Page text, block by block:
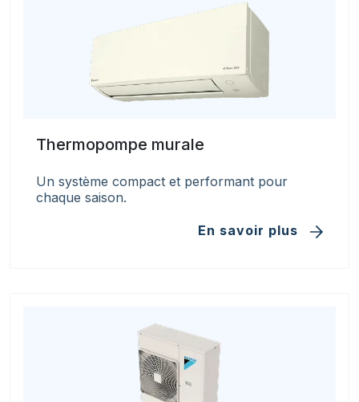
Thermopompe murale
Un système compact et performant pour
chaque saison.
En savoir plus